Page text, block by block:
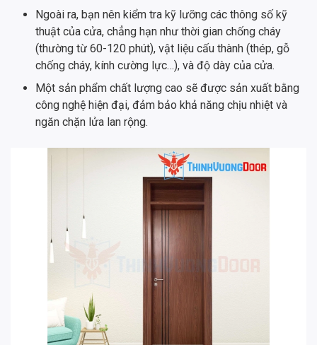
Ngoài ra, bạn nên kiểm tra kỹ lưỡng các thông số kỹ
thuật của cửa, chẳng hạn như thời gian chống cháy
(thường từ 60-120 phút), vật liệu cấu thành (thép, gỗ
chống cháy, kính cường lực…), và độ dày của cửa.
Một sản phẩm chất lượng cao sẽ được sản xuất bằng
công nghệ hiện đại, đảm bảo khả năng chịu nhiệt và
ngăn chặn lửa lan rộng.